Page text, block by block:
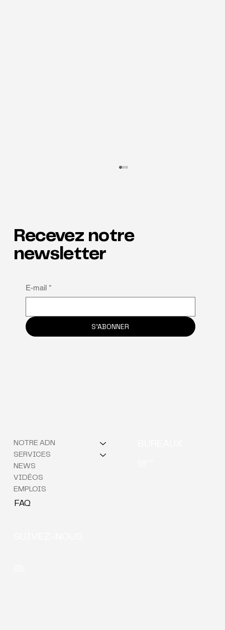
Les talents à l'honneur
Recevez notre
newsletter
E-mail *
S'ABONNER
NOTRE ADN
SERVICES
NEWS
VIDÉOS
EMPLOIS
FAQ